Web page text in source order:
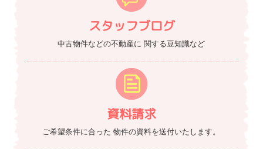
スタッフブログ
中古物件などの不動産に 関する豆知識など
資料請求
ご希望条件に合った 物件の資料を送付いたします。